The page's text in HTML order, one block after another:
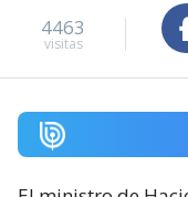
4463
visitas